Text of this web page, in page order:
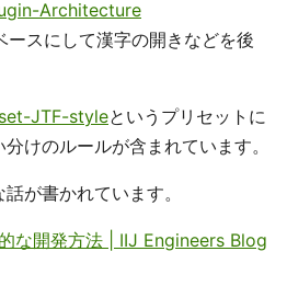
Architecture
ースにして漢字の開きなどを後
JTF-styleというプリセットに
けのルールが含まれています。
が書かれています。
な開発方法 | IIJ Engineers Blog